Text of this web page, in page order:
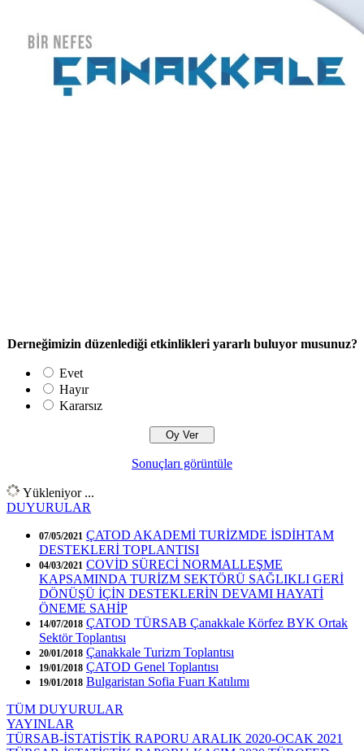
Derneğimizin düzenlediği etkinlikleri yararlı buluyor musunuz?
Evet
Hayır
Kararsız
Sonuçları görüntüle
Yükleniyor ...
DUYURULAR
07/05/2021 ÇATOD AKADEMİ TURİZMDE İSDİHTAM
DESTEKLERİ TOPLANTISI
04/03/2021 COVİD SÜRECİ NORMALLEŞME
KAPSAMINDA TURİZM SEKTÖRÜ SAĞLIKLI GERİ
DÖNÜŞÜ İÇİN DESTEKLERİN DEVAMI HAYATİ
ÖNEME SAHİP
14/07/2018 ÇATOD TÜRSAB Çanakkale Körfez BYK Ortak
Sektör Toplantısı
20/01/2018 Çanakkale Turizm Toplantısı
19/01/2018 ÇATOD Genel Toplantısı
19/01/2018 Bulgaristan Sofia Fuarı Katılımı
TÜM DUYURULAR
YAYINLAR
TÜRSAB-İSTATİSTİK RAPORU ARALIK 2020-OCAK 2021